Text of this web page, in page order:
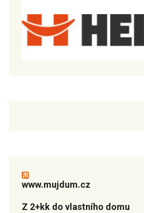
www.mujdum.cz
Z 2+kk do vlastního domu